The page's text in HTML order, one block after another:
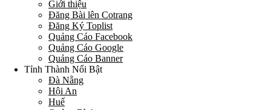
Giới thiệu
Đăng Bài lên Cotrang
Đăng Ký Toplist
Quảng Cáo Facebook
Quảng Cáo Google
Quảng Cáo Banner
Tỉnh Thành Nổi Bật
Đà Nẵng
Hội An
Huế